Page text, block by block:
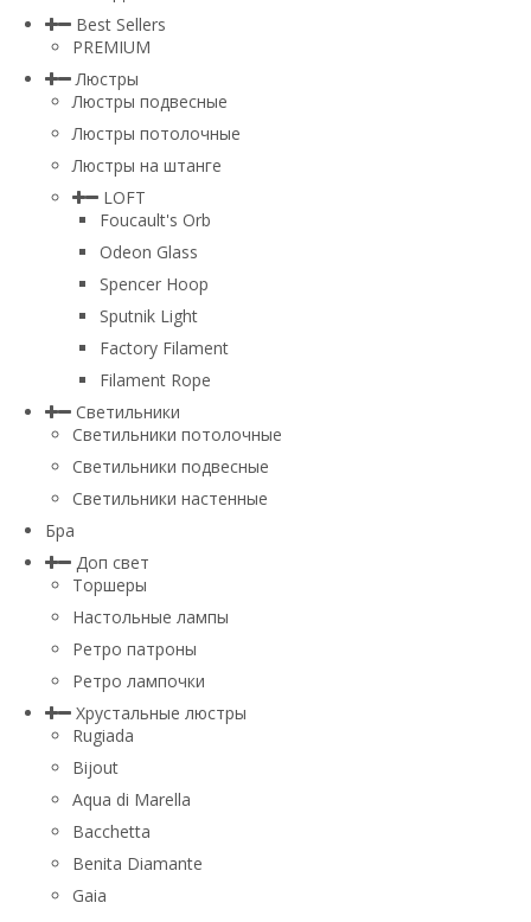
Best Sellers
PREMIUM
Люстры
Люстры подвесные
Люстры потолочные
Люстры на штанге
LOFT
Foucault's Orb
Odeon Glass
Spencer Hoop
Sputnik Light
Factory Filament
Filament Rope
Светильники
Светильники потолочные
Светильники подвесные
Светильники настенные
Бра
Доп свет
Торшеры
Настольные лампы
Ретро патроны
Ретро лампочки
Хрустальные люстры
Rugiada
Bijout
Aqua di Marella
Bacchetta
Benita Diamante
Gaia